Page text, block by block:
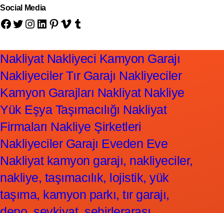
Social Media
Facebook Twitter Instagram LinkedIn Pinterest Vimeo Tumblr
Nakliyat Nakliyeci Kamyon Garajı
Nakliyeciler Tır Garajı Nakliyeciler
Kamyon Garajları Nakliyat Nakliye
Yük Eşya Taşımacılığı Nakliyat
Firmaları Nakliye Şirketleri
Nakliyeciler Garajı Eveden Eve
Nakliyat kamyon garajı, nakliyeciler,
nakliye, taşımacılık, lojistik, yük
taşıma, kamyon parkı, tır garajı,